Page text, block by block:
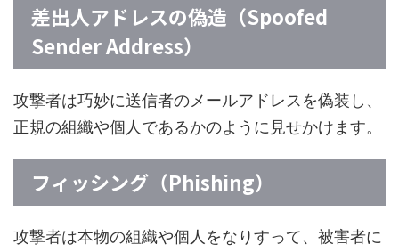
差出人アドレスの偽造（Spoofed
Sender Address）
攻撃者は巧妙に送信者のメールアドレスを偽装し、
正規の組織や個人であるかのように見せかけます。
フィッシング（Phishing）
攻撃者は本物の組織や個人をなりすって、被害者に